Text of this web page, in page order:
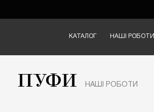
КАТАЛОГ НАШІ РОБОТИ
ПУФИ НАШІ РОБОТИ